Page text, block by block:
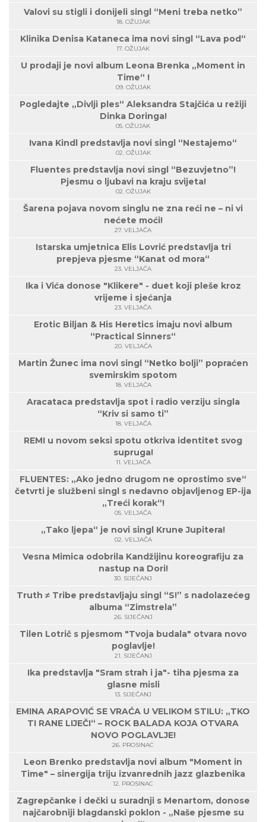
Valovi su stigli i donijeli singl “Meni treba netko”
18. OŽUJAK
Klinika Denisa Kataneca ima novi singl “Lava pod“
17. OŽUJAK
U prodaji je novi album Leona Brenka „Moment in
Time“ !
09. OŽUJAK
Pogledajte „Divlji ples“ Aleksandra Stajčića u režiji
Dinka Doringa!
05. OŽUJAK
Ivana Kindl predstavlja novi singl “Nestajemo“
02. OŽUJAK
Fluentes predstavlja novi singl “Bezuvjetno”!
Pjesmu o ljubavi na kraju svijeta!
02. OŽUJAK
Šarena pojava novom singlu ne zna reći ne – ni vi
nećete moći!
27. VELJAČA
Istarska umjetnica Elis Lovrić predstavlja tri
prepjeva pjesme “Kanat od mora“
23. VELJAČA
Ika i Vića donose "Klikere" - duet koji pleše kroz
vrijeme i sjećanja
23. VELJAČA
Erotic Biljan & His Heretics imaju novi album
“Practical Sinners“
20. VELJAČA
Martin Žunec ima novi singl “Netko bolji” popraćen
svemirskim spotom
18. VELJAČA
Aracataca predstavlja spot i radio verziju singla
“Kriv si samo ti”
18. VELJAČA
REMI u novom seksi spotu otkriva identitet svog
supruga!
11. VELJAČA
FLUENTES: „Ako jedno drugom ne oprostimo sve“
četvrti je službeni singl s nedavno objavljenog EP-ija
„Treći korak“!
05. VELJAČA
„Tako ljepa“ je novi singl Krune Jupitera!
02. VELJAČA
Vesna Mimica odobrila Kandžijinu koreografiju za
nastup na Dori!
30. SIJEČANJ
Truth ≠ Tribe predstavljaju singl “S!” s nadolazećeg
albuma “Zimstrela”
26. SIJEČANJ
Tilen Lotrič s pjesmom "Tvoja budala" otvara novo
poglavlje!
21. SIJEČANJ
Ika predstavlja "Sram strah i ja"- tiha pjesma za
glasne misli
13. SIJEČANJ
EMINA ARAPOVIĆ SE VRAĆA U VELIKOM STILU: „TKO
TI RANE LIJEČI“ – ROCK BALADA KOJA OTVARA
NOVO POGLAVLJE!
26. PROSINAC
Leon Brenko predstavlja novi album "Moment in
Time" – sinergija triju izvanrednih jazz glazbenika
12. PROSINAC
Zagrepčanke i dečki u suradnji s Menartom, donose
najčarobniji blagdanski poklon - „Naše pjesme su